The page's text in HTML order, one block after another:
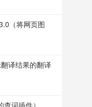
（将网页图
译结果的翻译
词插件）